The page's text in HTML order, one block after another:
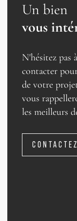
Un bien
vous
N'hésitez pas
contacter
de votre
vous
les meilleurs